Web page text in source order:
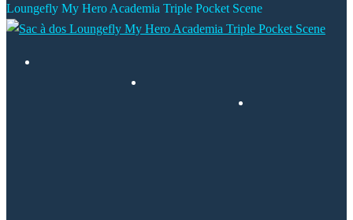
Loungefly My Hero Academia Triple Pocket Scene